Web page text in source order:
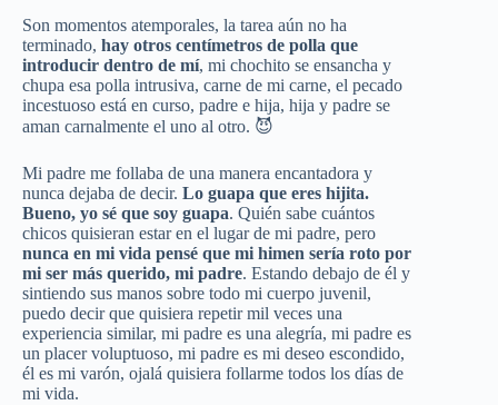
Son momentos atemporales, la tarea aún no ha
terminado, hay otros centímetros de polla que
introducir dentro de mí, mi chochito se ensancha y
chupa esa polla intrusiva, carne de mi carne, el pecado
incestuoso está en curso, padre e hija, hija y padre se
aman carnalmente el uno al otro. 😈
Mi padre me follaba de una manera encantadora y
nunca dejaba de decir. Lo guapa que eres hijita.
Bueno, yo sé que soy guapa. Quién sabe cuántos
chicos quisieran estar en el lugar de mi padre, pero
nunca en mi vida pensé que mi himen sería roto por
mi ser más querido, mi padre. Estando debajo de él y
sintiendo sus manos sobre todo mi cuerpo juvenil,
puedo decir que quisiera repetir mil veces una
experiencia similar, mi padre es una alegría, mi padre es
un placer voluptuoso, mi padre es mi deseo escondido,
él es mi varón, ojalá quisiera follarme todos los días de
mi vida.